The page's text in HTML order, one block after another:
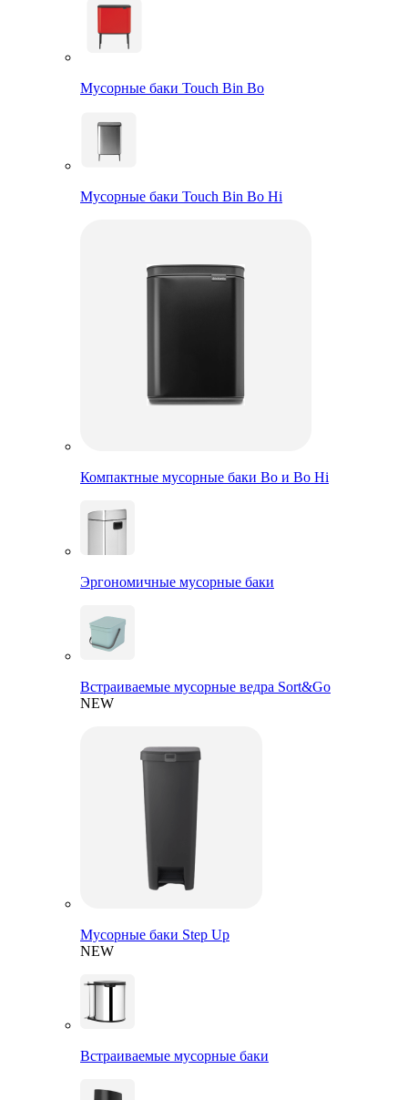
Мусорные баки Touch Bin Bo
Мусорные баки Touch Bin Bo Hi
Компактные мусорные баки Bo и Bo Hi
Эргономичные мусорные баки
Встраиваемые мусорные ведра Sort&Go
NEW
Мусорные баки Step Up
NEW
Встраиваемые мусорные баки